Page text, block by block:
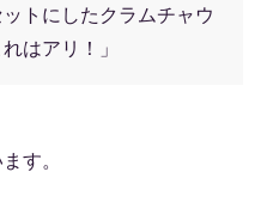
ットにしたクラムチャウ
はアリ！」
す。